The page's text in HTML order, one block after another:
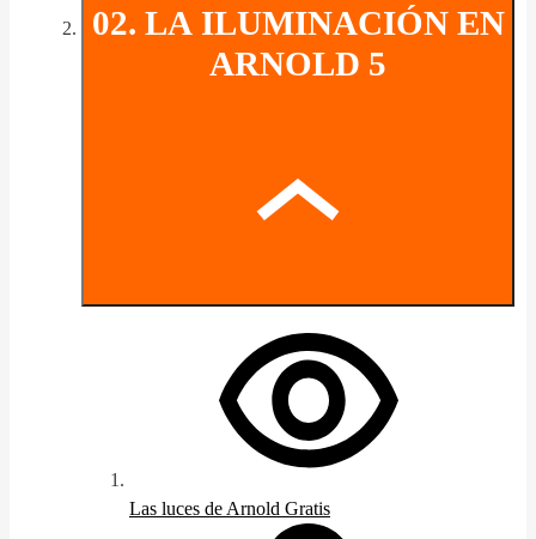
02. LA ILUMINACIÓN EN
ARNOLD 5
Las luces de Arnold Gratis